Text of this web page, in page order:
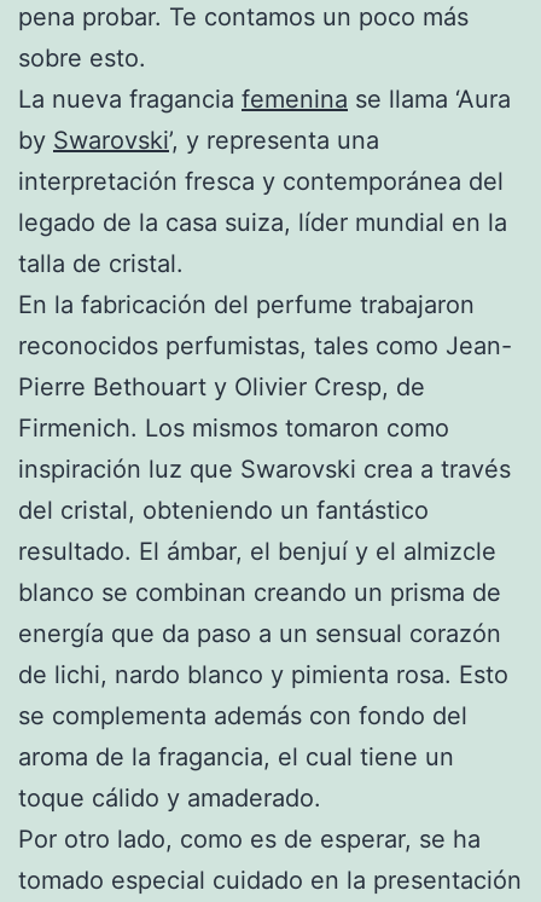
pena probar. Te contamos un poco más
sobre esto.
La nueva fragancia femenina se llama ‘Aura
by Swarovski’, y representa una
interpretación fresca y contemporánea del
legado de la casa suiza, líder mundial en la
talla de cristal.
En la fabricación del perfume trabajaron
reconocidos perfumistas, tales como Jean-
Pierre Bethouart y Olivier Cresp, de
Firmenich. Los mismos tomaron como
inspiración luz que Swarovski crea a través
del cristal, obteniendo un fantástico
resultado. El ámbar, el benjuí y el almizcle
blanco se combinan creando un prisma de
energía que da paso a un sensual corazón
de lichi, nardo blanco y pimienta rosa. Esto
se complementa además con fondo del
aroma de la fragancia, el cual tiene un
toque cálido y amaderado.
Por otro lado, como es de esperar, se ha
tomado especial cuidado en la presentación